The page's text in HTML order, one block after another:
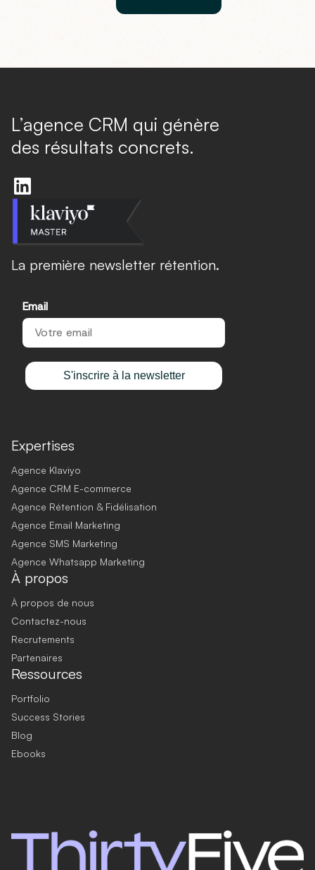
L’agence CRM qui génère
des résultats concrets.
La première newsletter rétention.
Email
S'inscrire à la newsletter
Expertises
Agence Klaviyo
Agence CRM E-commerce
Agence Rétention & Fidélisation
Agence Email Marketing
Agence SMS Marketing
Agence Whatsapp Marketing
À propos
À propos de nous
Contactez-nous
Recrutements
Partenaires
Ressources
Portfolio
Success Stories
Blog
Ebooks